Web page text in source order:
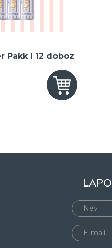
Pakk I 12 doboz